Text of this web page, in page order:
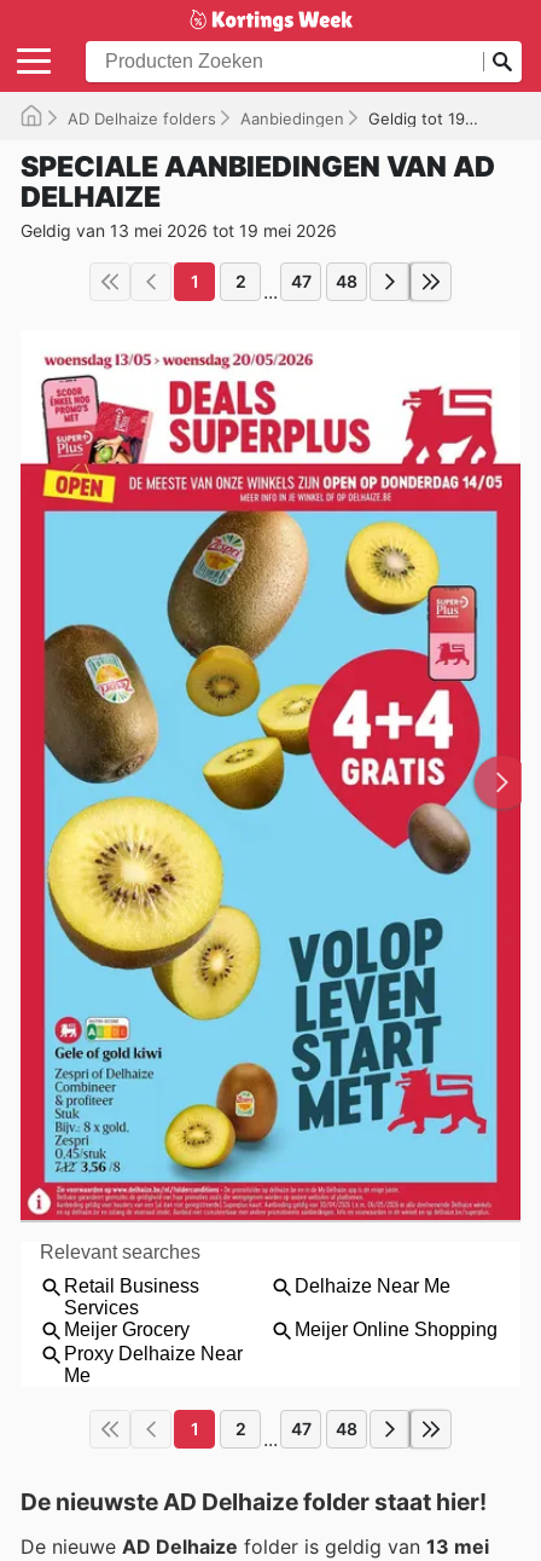
AD Delhaize folders Aanbiedingen Geldig tot 19/05/2026
SPECIALE AANBIEDINGEN VAN AD
DELHAIZE
Geldig van 13 mei 2026 tot 19 mei 2026
1 2 ... 47 48
1 2 ... 47 48
De nieuwste AD Delhaize folder staat hier!
De nieuwe AD Delhaize folder is geldig van 13 mei